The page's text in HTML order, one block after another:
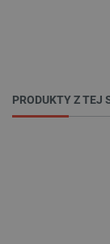
PRODUKTY Z TEJ